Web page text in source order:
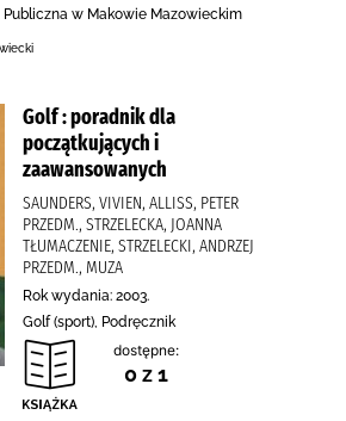
Publiczna w Makowie Mazowieckim
Golf : poradnik dla
początkujących i
zaawansowanych
SAUNDERS, VIVIEN, ALLISS, PETER
PRZEDM., STRZELECKA, JOANNA
TŁUMACZENIE, STRZELECKI, ANDRZEJ
PRZEDM., MUZA
Rok wydania: 2003.
Golf (sport), Podręcznik
dostępne:
0 z 1